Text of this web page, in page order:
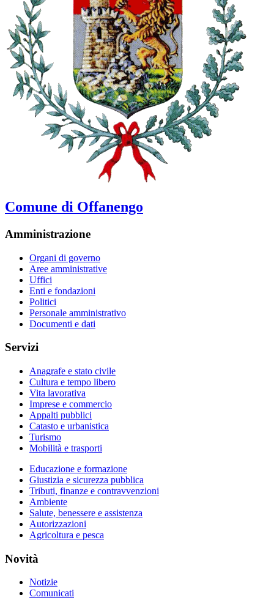
Comune di Offanengo
Amministrazione
Organi di governo
Aree amministrative
Uffici
Enti e fondazioni
Politici
Personale amministrativo
Documenti e dati
Servizi
Anagrafe e stato civile
Cultura e tempo libero
Vita lavorativa
Imprese e commercio
Appalti pubblici
Catasto e urbanistica
Turismo
Mobilità e trasporti
Educazione e formazione
Giustizia e sicurezza pubblica
Tributi, finanze e contravvenzioni
Ambiente
Salute, benessere e assistenza
Autorizzazioni
Agricoltura e pesca
Novità
Notizie
Comunicati